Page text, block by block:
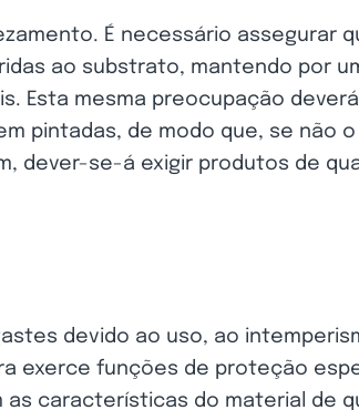
É necessário assegurar
ao substrato, mantendo por
Esta mesma preocupação
pintadas, de modo que, se não
dever-se-á exigir produtos de
devido ao uso, ao
exerce funções de proteção
características do material de